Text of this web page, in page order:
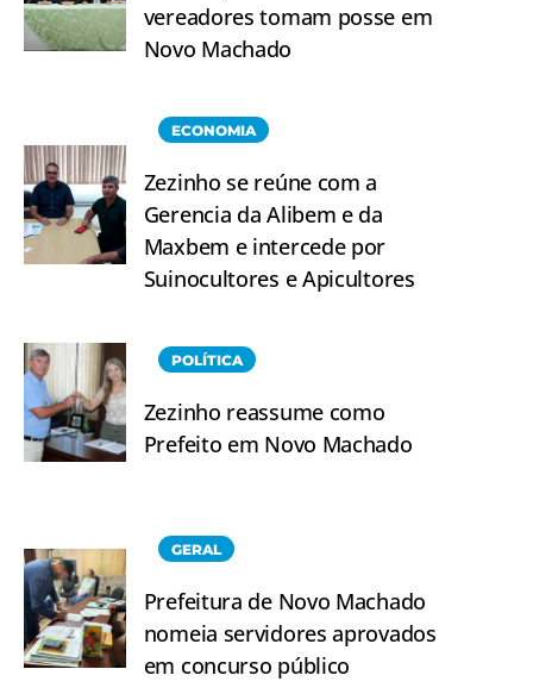
vereadores tomam posse em
Novo Machado
ECONOMIA
Zezinho se reúne com a
Gerencia da Alibem e da
Maxbem e intercede por
Suinocultores e Apicultores
POLÍTICA
Zezinho reassume como
Prefeito em Novo Machado
GERAL
Prefeitura de Novo Machado
nomeia servidores aprovados
em concurso público